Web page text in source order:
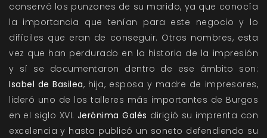
conservó los punzones de su marido, ya que conocía
la importancia que tenían para este negocio y lo
difíciles que eran de conseguir. Otros nombres, esta
vez que han perdurado en la historia de la impresión
y sí se documentaron dentro de ese ámbito son:
Isabel de Basilea, hija, esposa y madre de impresores,
lideró uno de los talleres más importantes de Burgos
en el siglo XVI. Jerónima Galés dirigió su imprenta con
excelencia y hasta publicó un soneto defendiendo su